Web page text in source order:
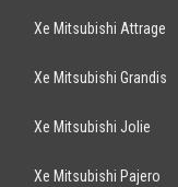
Xe Mitsubishi Attrage
Xe Mitsubishi Grandis
Xe Mitsubishi Jolie
Xe Mitsubishi Pajero